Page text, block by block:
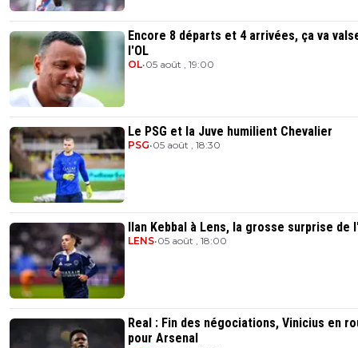
Encore 8 départs et 4 arrivées, ça va
l'OL
OL•05 août , 19:00
Le PSG et la Juve humilient Chevalier
PSG•05 août , 18:30
Ilan Kebbal à Lens, la grosse surprise de
LENS•05 août , 18:00
Real : Fin des négociations, Vinicius en
pour Arsenal